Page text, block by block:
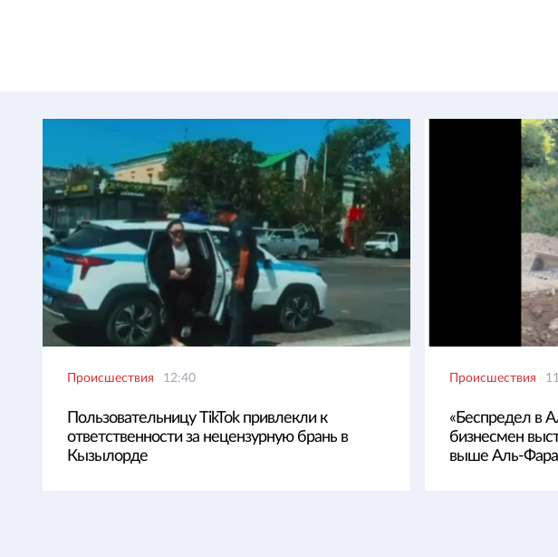
Происшествия 12:40
Пользовательницу TikTok привлекли к
ответственности за нецензурную брань в
Кызылорде
Происшествия
«Беспредел в
бизнесмен
выше Аль-